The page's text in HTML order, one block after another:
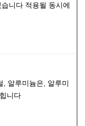
니다 적용될 동시에
, 알루미늄은, 알루미
니다